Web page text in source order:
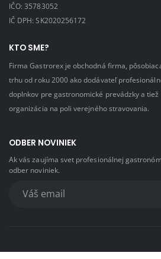
IČO: 35783052
IČ DPH: SK2020256172
KTO SME?
Firma Gastrorex je obchodná firma,
trhu od roku 2000 ako dodávateľ
doplnkov pre gastronomické prevádzky a
organizácia na poli verejného stravovania.
ODBER NOVINIEK
Ak vás zaujíma svet profesionálnej
odber noviniek.